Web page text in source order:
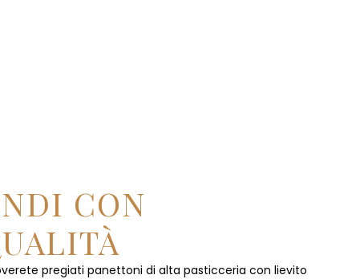
CON
pregiati panettoni di alta pasticceria con lievito